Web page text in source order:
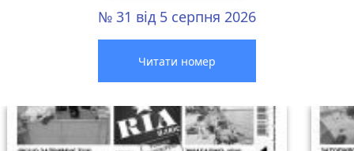
№ 31 від 5 серпня 2026
Читати номер